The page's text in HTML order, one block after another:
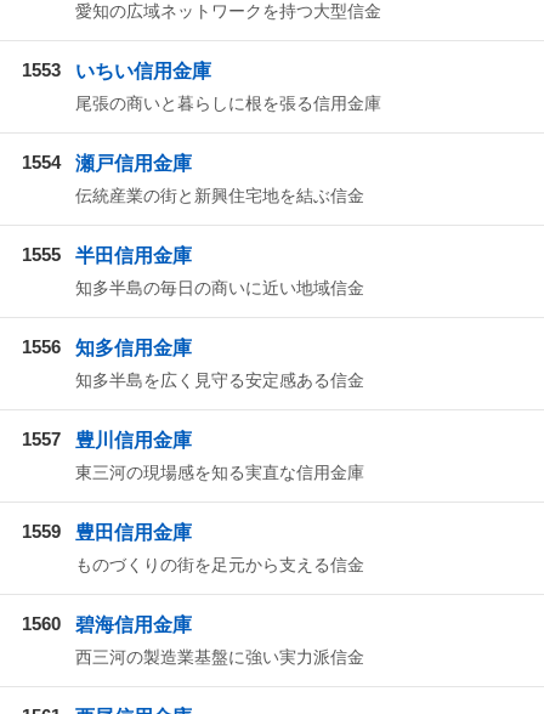
愛知の広域ネットワークを持つ大型信金
1553 いちい信用金庫
尾張の商いと暮らしに根を張る信用金庫
1554 瀬戸信用金庫
伝統産業の街と新興住宅地を結ぶ信金
1555 半田信用金庫
知多半島の毎日の商いに近い地域信金
1556 知多信用金庫
知多半島を広く見守る安定感ある信金
1557 豊川信用金庫
東三河の現場感を知る実直な信用金庫
1559 豊田信用金庫
ものづくりの街を足元から支える信金
1560 碧海信用金庫
西三河の製造業基盤に強い実力派信金